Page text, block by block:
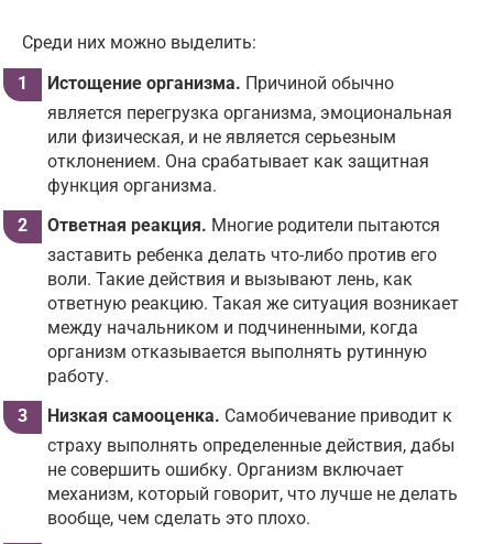
Среди них можно выделить:
Истощение организма. Причиной обычно
является перегрузка организма, эмоциональная
или физическая, и не является серьезным
отклонением. Она срабатывает как защитная
функция организма.
Ответная реакция. Многие родители пытаются
заставить ребенка делать что-либо против его
воли. Такие действия и вызывают лень, как
ответную реакцию. Такая же ситуация возникает
между начальником и подчиненными, когда
организм отказывается выполнять рутинную
работу.
Низкая самооценка. Самобичевание приводит к
страху выполнять определенные действия, дабы
не совершить ошибку. Организм включает
механизм, который говорит, что лучше не делать
вообще, чем сделать это плохо.